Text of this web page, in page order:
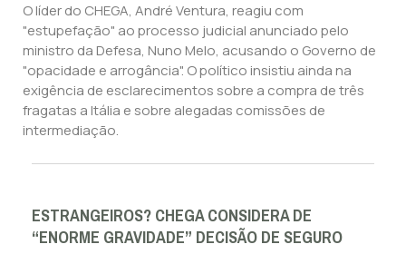
O líder do CHEGA, André Ventura, reagiu com
"estupefação" ao processo judicial anunciado pelo
ministro da Defesa, Nuno Melo, acusando o Governo de
"opacidade e arrogância". O político insistiu ainda na
exigência de esclarecimentos sobre a compra de três
fragatas a Itália e sobre alegadas comissões de
intermediação.
ESTRANGEIROS? CHEGA CONSIDERA DE
“ENORME GRAVIDADE” DECISÃO DE SEGURO